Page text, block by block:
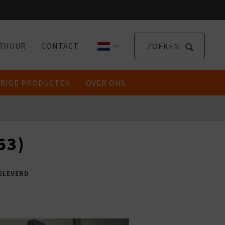
CONTACT ZOEKEN
PRODUCTEN OVER ONS